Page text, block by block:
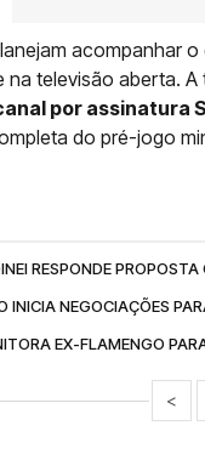
acompanhar
na televisão aberta.
por assinatura
do pré-jogo
RESPONDE
INICIA NEGOCIAÇÕES
EX-FLAMENGO
<